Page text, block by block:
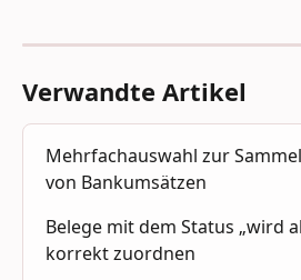
Verwandte Artikel
Mehrfachauswahl zur
von Bankumsätzen
Belege mit dem Status „wird
korrekt zuordnen